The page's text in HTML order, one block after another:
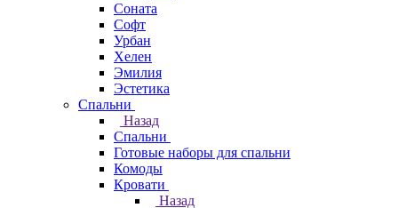
Соната
Софт
Урбан
Хелен
Эмилия
Эстетика
Спальни
Назад
Спальни
Готовые наборы для спальни
Комоды
Кровати
Назад